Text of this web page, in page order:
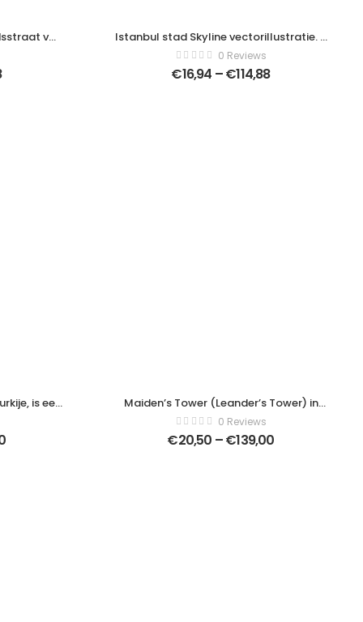
van
–
Istanbul stad Skyline vectorillustratie. –
Moderne kunst canvas – Horitonzal –
536631157
0 Reviews
€16,94 –€114,88
is een
Art
Maiden’s Tower (Leander’s Tower) in
Istanbul, Turkije – Moderne kunst canvas
– Horizontaal – 241906267
0 Reviews
€20,50 –€139,00